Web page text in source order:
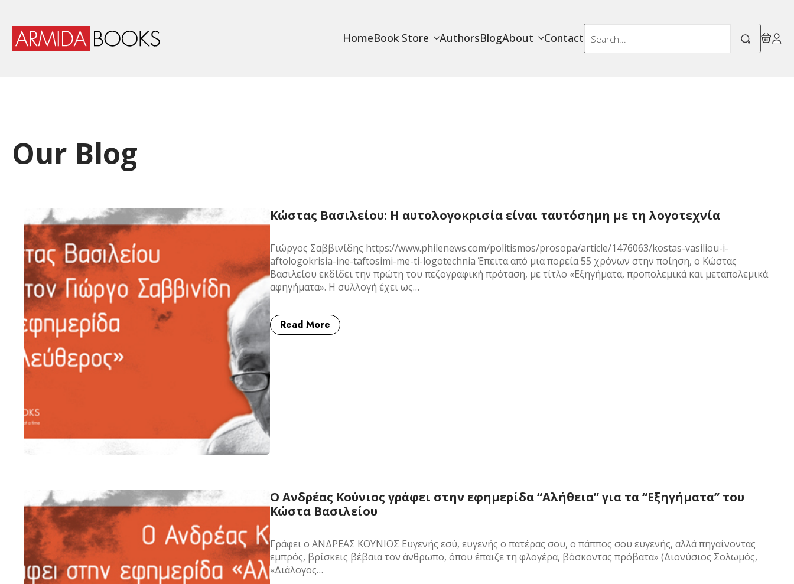
HomeBook Store AuthorsBlogAbout Contact
Search
for:
Our Blog
Κώστας Βασιλείου: Η αυτολογοκρισία είναι ταυτόσημη με τη λογοτεχνία
Γιώργος Σαββινίδης https://www.philenews.com/politismos/prosopa/article/1476063/kostas-vasiliou-i-
aftologokrisia-ine-taftosimi-me-ti-logotechnia Έπειτα από μια πορεία 55 χρόνων στην ποίηση, ο Κώστας
Βασιλείου εκδίδει την πρώτη του πεζογραφική πρόταση, με τίτλο «Εξηγήματα, προπολεμικά και μεταπολεμικά
αφηγήματα». Η συλλογή έχει ως…
Read More
Ο Aνδρέας Κούνιος γράφει στην εφημερίδα “Αλήθεια” για τα “Εξηγήματα” του
Κώστα Βασιλείου
Γράφει ο ΑΝΔΡΕΑΣ ΚΟΥΝΙΟΣ Ευγενής εσύ, ευγενής ο πατέρας σου, ο πάππος σου ευγενής, αλλά πηγαίνοντας
εμπρός, βρίσκεις βέβαια τον άνθρωπο, όπου έπαιζε τη φλογέρα, βόσκοντας πρόβατα» (Διονύσιος Σολωμός,
«Διάλογος…